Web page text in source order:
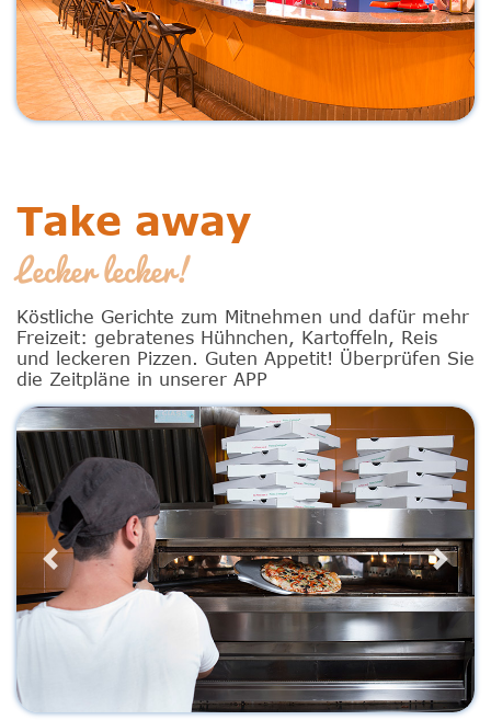
Take away
Lecker lecker!
Köstliche Gerichte zum Mitnehmen und dafür mehr
Freizeit: gebratenes Hühnchen, Kartoffeln, Reis
und leckeren Pizzen. Guten Appetit! Überprüfen Sie
die Zeitpläne in unserer APP
Previous Next